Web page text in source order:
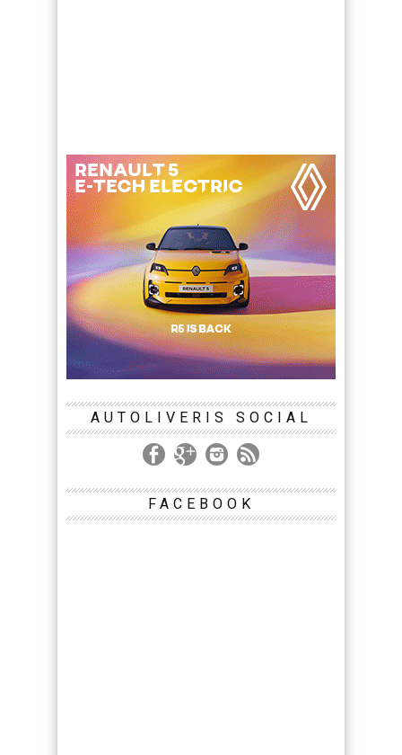
AUTOLIVERIS SOCIAL
FACEBOOK